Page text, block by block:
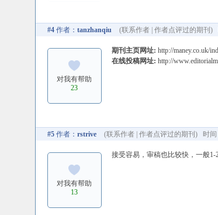
#4作者： tanzhanqiu (联系作者| 作者点评过的期刊 )
对我有帮助
23
期刊主页网址: http://maney.co.uk/
在线投稿网址: http://
#5作者： rstrive (联系作者| 作者点评过的期刊 ) 时间
对我有帮助
13
接受容易，审稿也比较快，一般1-